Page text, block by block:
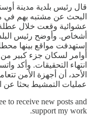
قال رئيس بلدية مدينة
عشوائية وقعت خلال عطلة
أشخاص. وأوضح رئيس
إستهدفت مواقع بينها
أوامر لسكان جزء كبير من
انتهاء التحقيقات. وأكد
الأحد، أن أجهزة الأمن
عمليات التمشيط بحثا عن
to receive new posts and
support my work.